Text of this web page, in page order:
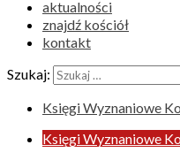
aktualności
znajdź kościół
kontakt
Szukaj:
Księgi Wyznaniowe
Księgi Wyznaniowe